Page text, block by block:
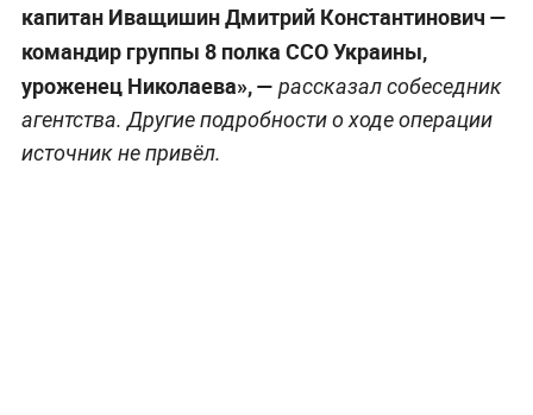
капитан Иващишин Дмитрий Константинович —
командир группы 8 полка ССО Украины,
уроженец Николаева», — рассказал собеседник
агентства. Другие подробности о ходе операции
источник не привёл.